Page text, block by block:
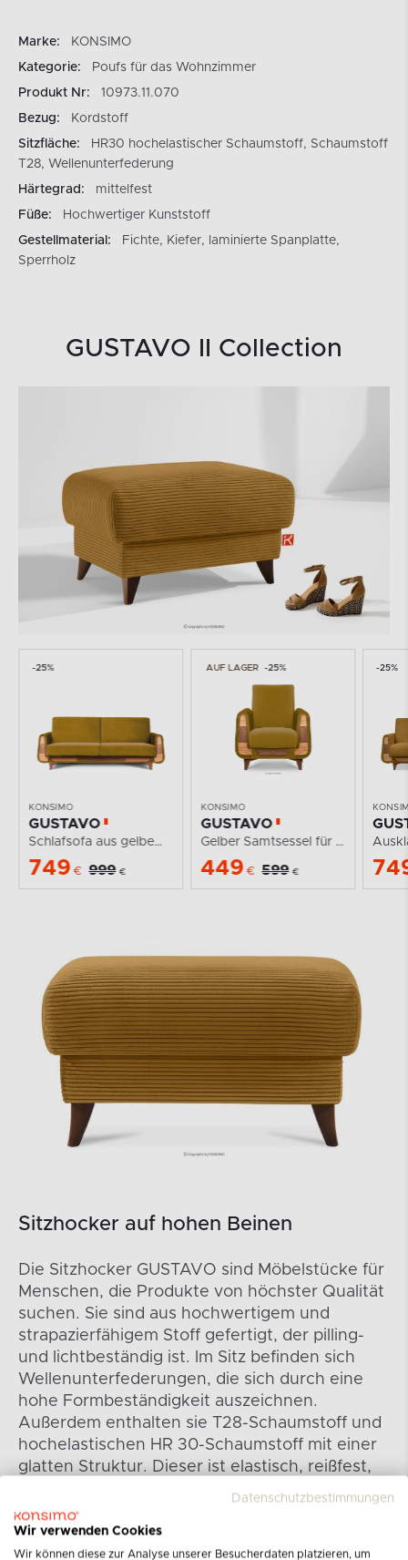
Marke:
KONSIMO
Kategorie:
Poufs für das Wohnzimmer
Produkt Nr:
10973.11.070
Bezug:
Kordstoff
Sitzfläche:
HR30 hochelastischer Schaumstoff, Schaumstoff
T28, Wellenunterfederung
Härtegrad:
mittelfest
Füße:
Hochwertiger Kunststoff
Gestellmaterial:
Fichte, Kiefer, laminierte Spanplatte,
Sperrholz
GUSTAVO II Collection
-25%
KONSIMO
GUSTAVO
Schlafsofa aus gelbem Velours
749 € 999 €
AUF LAGER -25%
KONSIMO
GUSTAVO
Gelber Samtsessel für das Wohnzimmer
449 € 599 €
-25%
Sitzhocker auf hohen Beinen
Die Sitzhocker GUSTAVO sind Möbelstücke für
Menschen, die Produkte von höchster Qualität
suchen. Sie sind aus hochwertigem und
strapazierfähigem Stoff gefertigt, der pilling-
und lichtbeständig ist. Im Sitz befinden sich
Wellenunterfederungen, die sich durch eine
hohe Formbeständigkeit auszeichnen.
Außerdem enthalten sie T28-Schaumstoff und
hochelastischen HR 30-Schaumstoff mit einer
glatten Struktur. Dieser ist elastisch, reißfest,
überlastungs- und druckbeständig. Die Füße
des Sitzhockers sind aus Kunststoff in dunkler
Nussbaumoptik und 13 cm hoch.
Datenschutzbestimmungen
Wir verwenden Cookies
Wir können diese zur Analyse unserer Besucherdaten platzieren, um